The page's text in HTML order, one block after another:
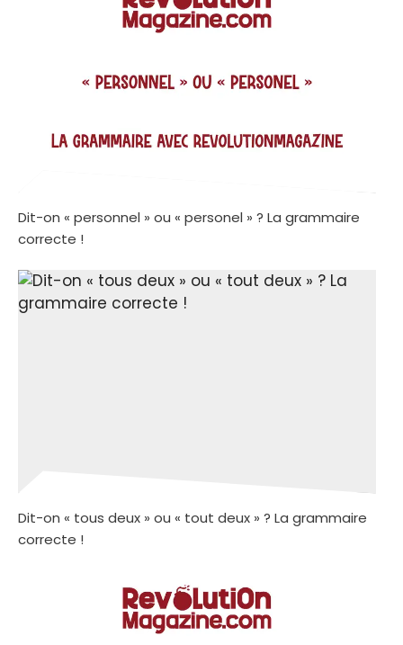
Dit-on « personnel » ou « personel » ? La grammaire
correcte !
Dit-on « tous deux » ou « tout deux » ? La grammaire
correcte !